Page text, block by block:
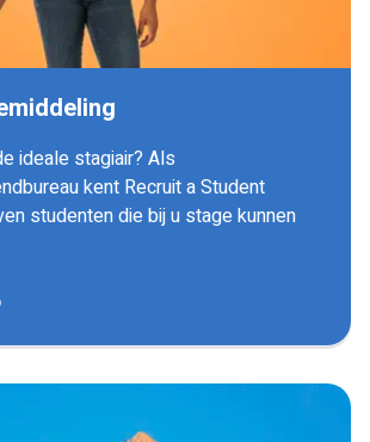
ideale stagiair? Als
kent Recruit a Student
studenten die bij u stage kunnen